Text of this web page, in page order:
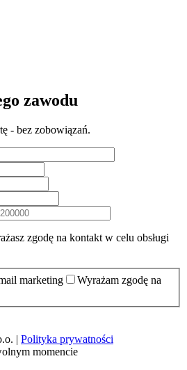
zawodu
- bez zobowiązań.
zgodę na kontakt w celu obsługi
marketing
Wyrażam zgodę na
| Polityka prywatności
momencie